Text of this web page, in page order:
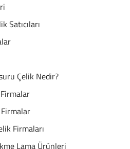
Satıcıları
Çelik Nedir?
Firmalar
Firmaları
Lama Ürünleri